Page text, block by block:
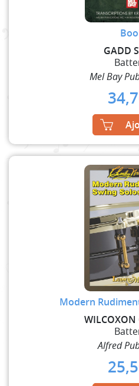
GADD
Mel Bay
Modern
WILCOXON
Alfred